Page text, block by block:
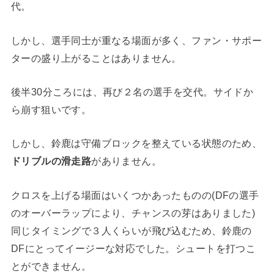
代。
しかし、選手同士が重なる場面が多く、ファン・サポー
ターの盛り上がることはありません。
後半30分ころには、再び２名の選手を交代。サイドか
ら崩す狙いです。
しかし、鈴鹿は守備ブロックを整えている状態のため、
ドリブルの滑走路がありません。
クロスを上げる場面はいくつかあったものの(DFの選手
のオーバーラップにより、チャンスの芽はありました)
同じタイミングで３人くらいが飛び込むため、鈴鹿の
DFにとってイージーな対応でした。シュートを打つこ
とができません。